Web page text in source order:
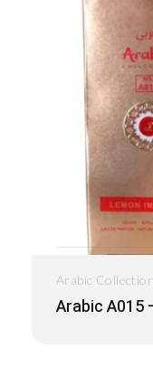
Arabic A015
Arabic Collection